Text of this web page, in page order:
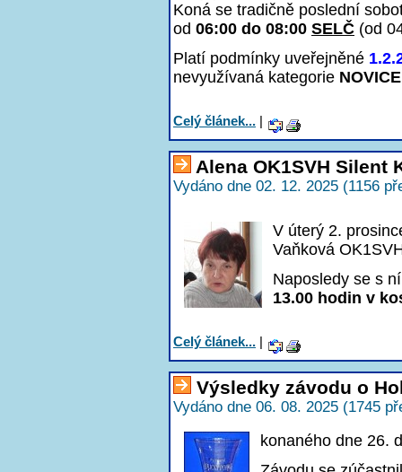
Koná se tradičně poslední
od 06:00 do 08:00 SELČ (od
Platí podmínky uveřejněné
nevyužívaná kategorie NOVICE
Celý článek... |
Alena OK1SVH Silent
Vydáno dne 02. 12. 2025 (1156
V úterý 2.
Vaňková
Naposledy se s
13.00 hodin v
Celý článek... |
Výsledky závodu o
Vydáno dne 06. 08. 2025 (1745
konaného dne 26.